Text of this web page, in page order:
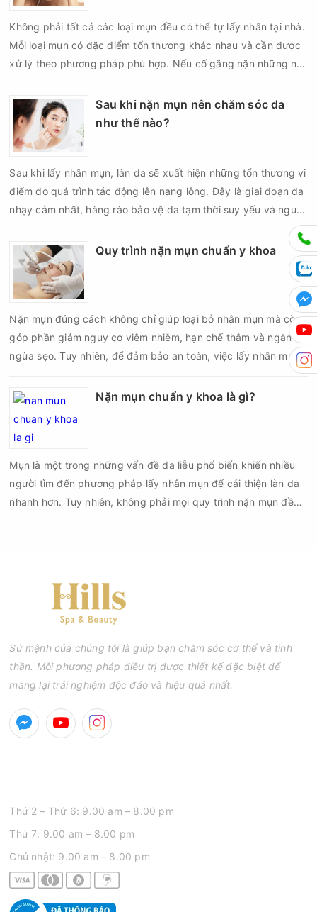
người mà cần dựa trên loại da, tình trạng mụn và khả năng
phục hồi của da.
Không phải tất cả các loại mụn đều có thể tự lấy nhân tại nhà.
Mỗi loại mụn có đặc điểm tổn thương khác nhau và cần được
xử lý theo phương pháp phù hợp. Nếu cố gắng nặn những nốt
nên nghiêm trọng hơn, làm tăng nguy cơ nhiễm trùng, để lại
thâm hoặc sẹo khó phục hồi.
Sau khi nặn mụn nên chăm sóc da
như thế nào?
Sau khi lấy nhân mụn, làn da sẽ xuất hiện những tổn thương vi
điểm do quá trình tác động lên nang lông. Đây là giai đoạn da
nhạy cảm nhất, hàng rào bảo vệ da tạm thời suy yếu và nguy
cơ viêm nhiễm, thâm sau mụn hoặc hình thành sẹo sẽ tăng lên
nếu chăm sóc không đúng cách. Chính vì vậy, việc chăm sóc
da sau nặn mụn không chỉ giúp vùng da hồi phục nhanh hơn
mà còn góp phần giảm nguy cơ tái phát mụn và hạn chế các
biến chứng về sau.
Quy trình nặn mụn chuẩn y khoa
Nặn mụn đúng cách không chỉ giúp loại bỏ nhân mụn mà còn
góp phần giảm nguy cơ viêm nhiễm, hạn chế thâm và ngăn
ngừa sẹo. Tuy nhiên, để đảm bảo an toàn, việc lấy nhân mụn
cần được thực hiện theo đúng quy trình chuẩn y khoa với đầy
đủ các bước vô khuẩn và chăm sóc sau điều trị.
Nặn mụn chuẩn y khoa là gì?
Mụn là một trong những vấn đề da liễu phổ biến khiến nhiều
người tìm đến phương pháp lấy nhân mụn để cải thiện làn da
nhanh hơn. Tuy nhiên, không phải mọi quy trình nặn mụn đều
đạt tiêu chuẩn cần đáp ứng những yêu cầu nào?
Sứ mệnh của chúng tôi là giúp bạn chăm sóc cơ thể và tinh
thần. Mỗi phương pháp điều trị được thiết kế đặc biệt để
mang lại trải nghiệm độc đáo và hiệu quả nhất.
Thứ 2 – Thứ 6: 9.00 am – 8.00 pm
Thứ 7: 9.00 am – 8.00 pm
Chủ nhật: 9.00 am – 8.00 pm